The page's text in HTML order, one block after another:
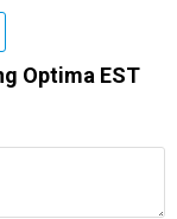
rửa xe chuyên
vệ sinh nhà hàng,
nước nóng nhanh,
tiếp thêm nước.
Optima EST